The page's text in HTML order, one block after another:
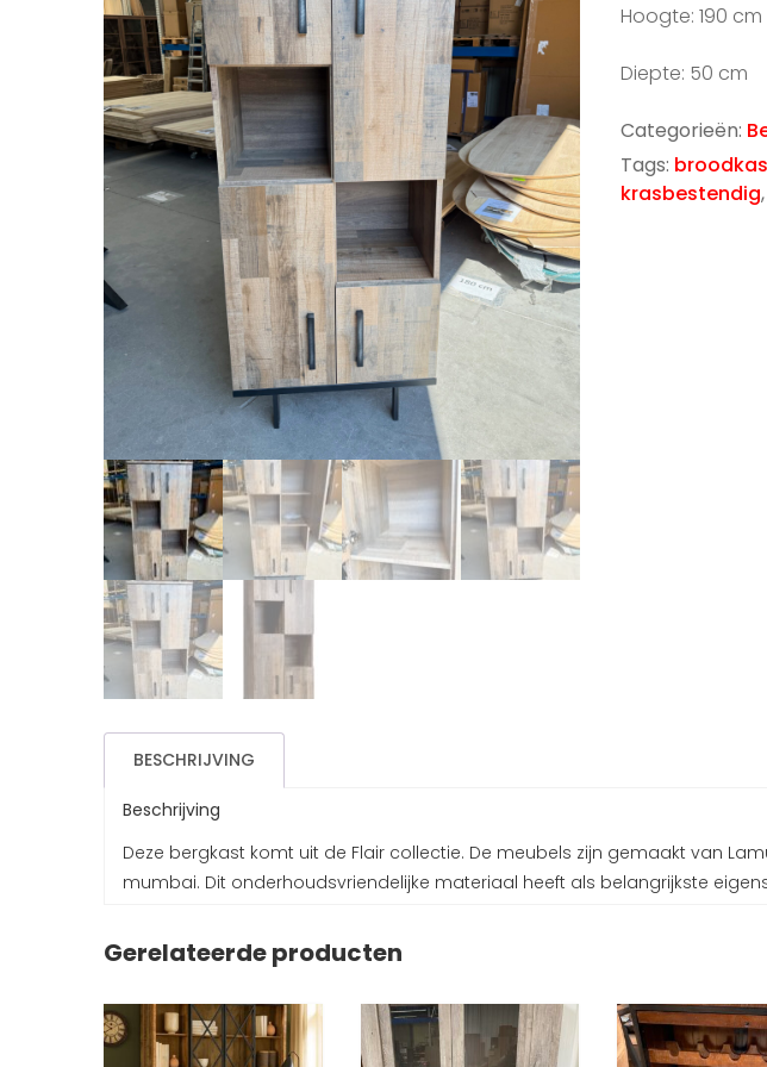
Hoogte: 190 cm
Diepte: 50 cm
Categorieën:
Tags:
krasbestendig,
BESCHRIJVING
Beschrijving
Deze bergkast komt uit de Flair collectie. De meubels zijn gemaakt van
mumbai. Dit onderhoudsvriendelijke materiaal heeft als belangrijkste
Gerelateerde producten